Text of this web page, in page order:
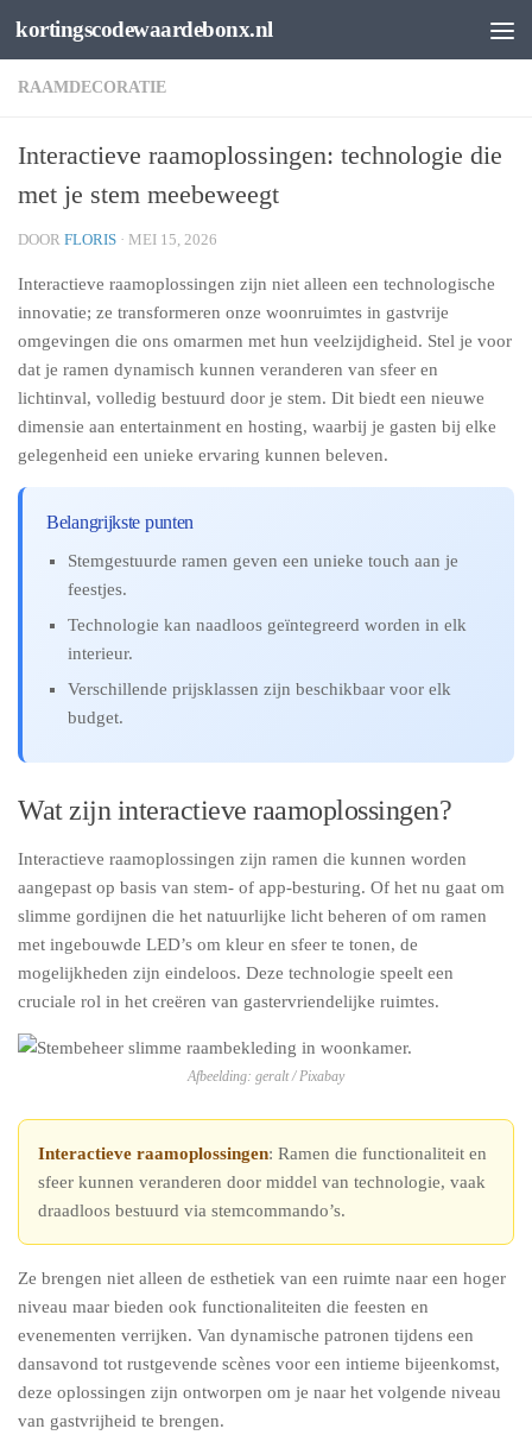
Spring naar de inhoud
kortingscodewaardebonx.nl
RAAMDECORATIE
Interactieve raamoplossingen: technologie die
met je stem meebeweegt
DOOR FLORIS · MEI 15, 2026
Interactieve raamoplossingen zijn niet alleen een technologische
innovatie; ze transformeren onze woonruimtes in gastvrije
omgevingen die ons omarmen met hun veelzijdigheid. Stel je voor
dat je ramen dynamisch kunnen veranderen van sfeer en
lichtinval, volledig bestuurd door je stem. Dit biedt een nieuwe
dimensie aan entertainment en hosting, waarbij je gasten bij elke
gelegenheid een unieke ervaring kunnen beleven.
Belangrijkste punten
Stemgestuurde ramen geven een unieke touch aan je
feestjes.
Technologie kan naadloos geïntegreerd worden in elk
interieur.
Verschillende prijsklassen zijn beschikbaar voor elk
budget.
Wat zijn interactieve raamoplossingen?
Interactieve raamoplossingen zijn ramen die kunnen worden
aangepast op basis van stem- of app-besturing. Of het nu gaat om
slimme gordijnen die het natuurlijke licht beheren of om ramen
met ingebouwde LED’s om kleur en sfeer te tonen, de
mogelijkheden zijn eindeloos. Deze technologie speelt een
cruciale rol in het creëren van gastervriendelijke ruimtes.
Afbeelding: geralt / Pixabay
Interactieve raamoplossingen: Ramen die functionaliteit en
sfeer kunnen veranderen door middel van technologie, vaak
draadloos bestuurd via stemcommando’s.
Ze brengen niet alleen de esthetiek van een ruimte naar een hoger
niveau maar bieden ook functionaliteiten die feesten en
evenementen verrijken. Van dynamische patronen tijdens een
dansavond tot rustgevende scènes voor een intieme bijeenkomst,
deze oplossingen zijn ontworpen om je naar het volgende niveau
van gastvrijheid te brengen.